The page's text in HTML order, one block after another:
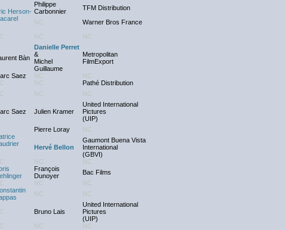
Herson-
Philippe
Carbonnier
TFM Distribution
NC
Warner Bros France
NC NC
Bàn
Danielle Perret
&
Michel
Guillaume
Metropolitan
FilmExport
Saez NC
NC
NC Pathé Distribution
NC
NC
Saez
Julien Kramer
United International
Pictures
(UIP)
Pierre Loray NC
Hervé Bellon
Gaumont Buena Vista
International
(GBVI)
NC
NC
François
Dunoyer
Bac Films
NC
NC
NC NC
Bruno Lais
United International
Pictures
(UIP)
NC NC